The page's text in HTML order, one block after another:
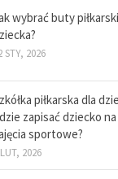
wybrać buty
STY, 2026
piłkarska dla
zapisać dziecko na
sportowe?
2026